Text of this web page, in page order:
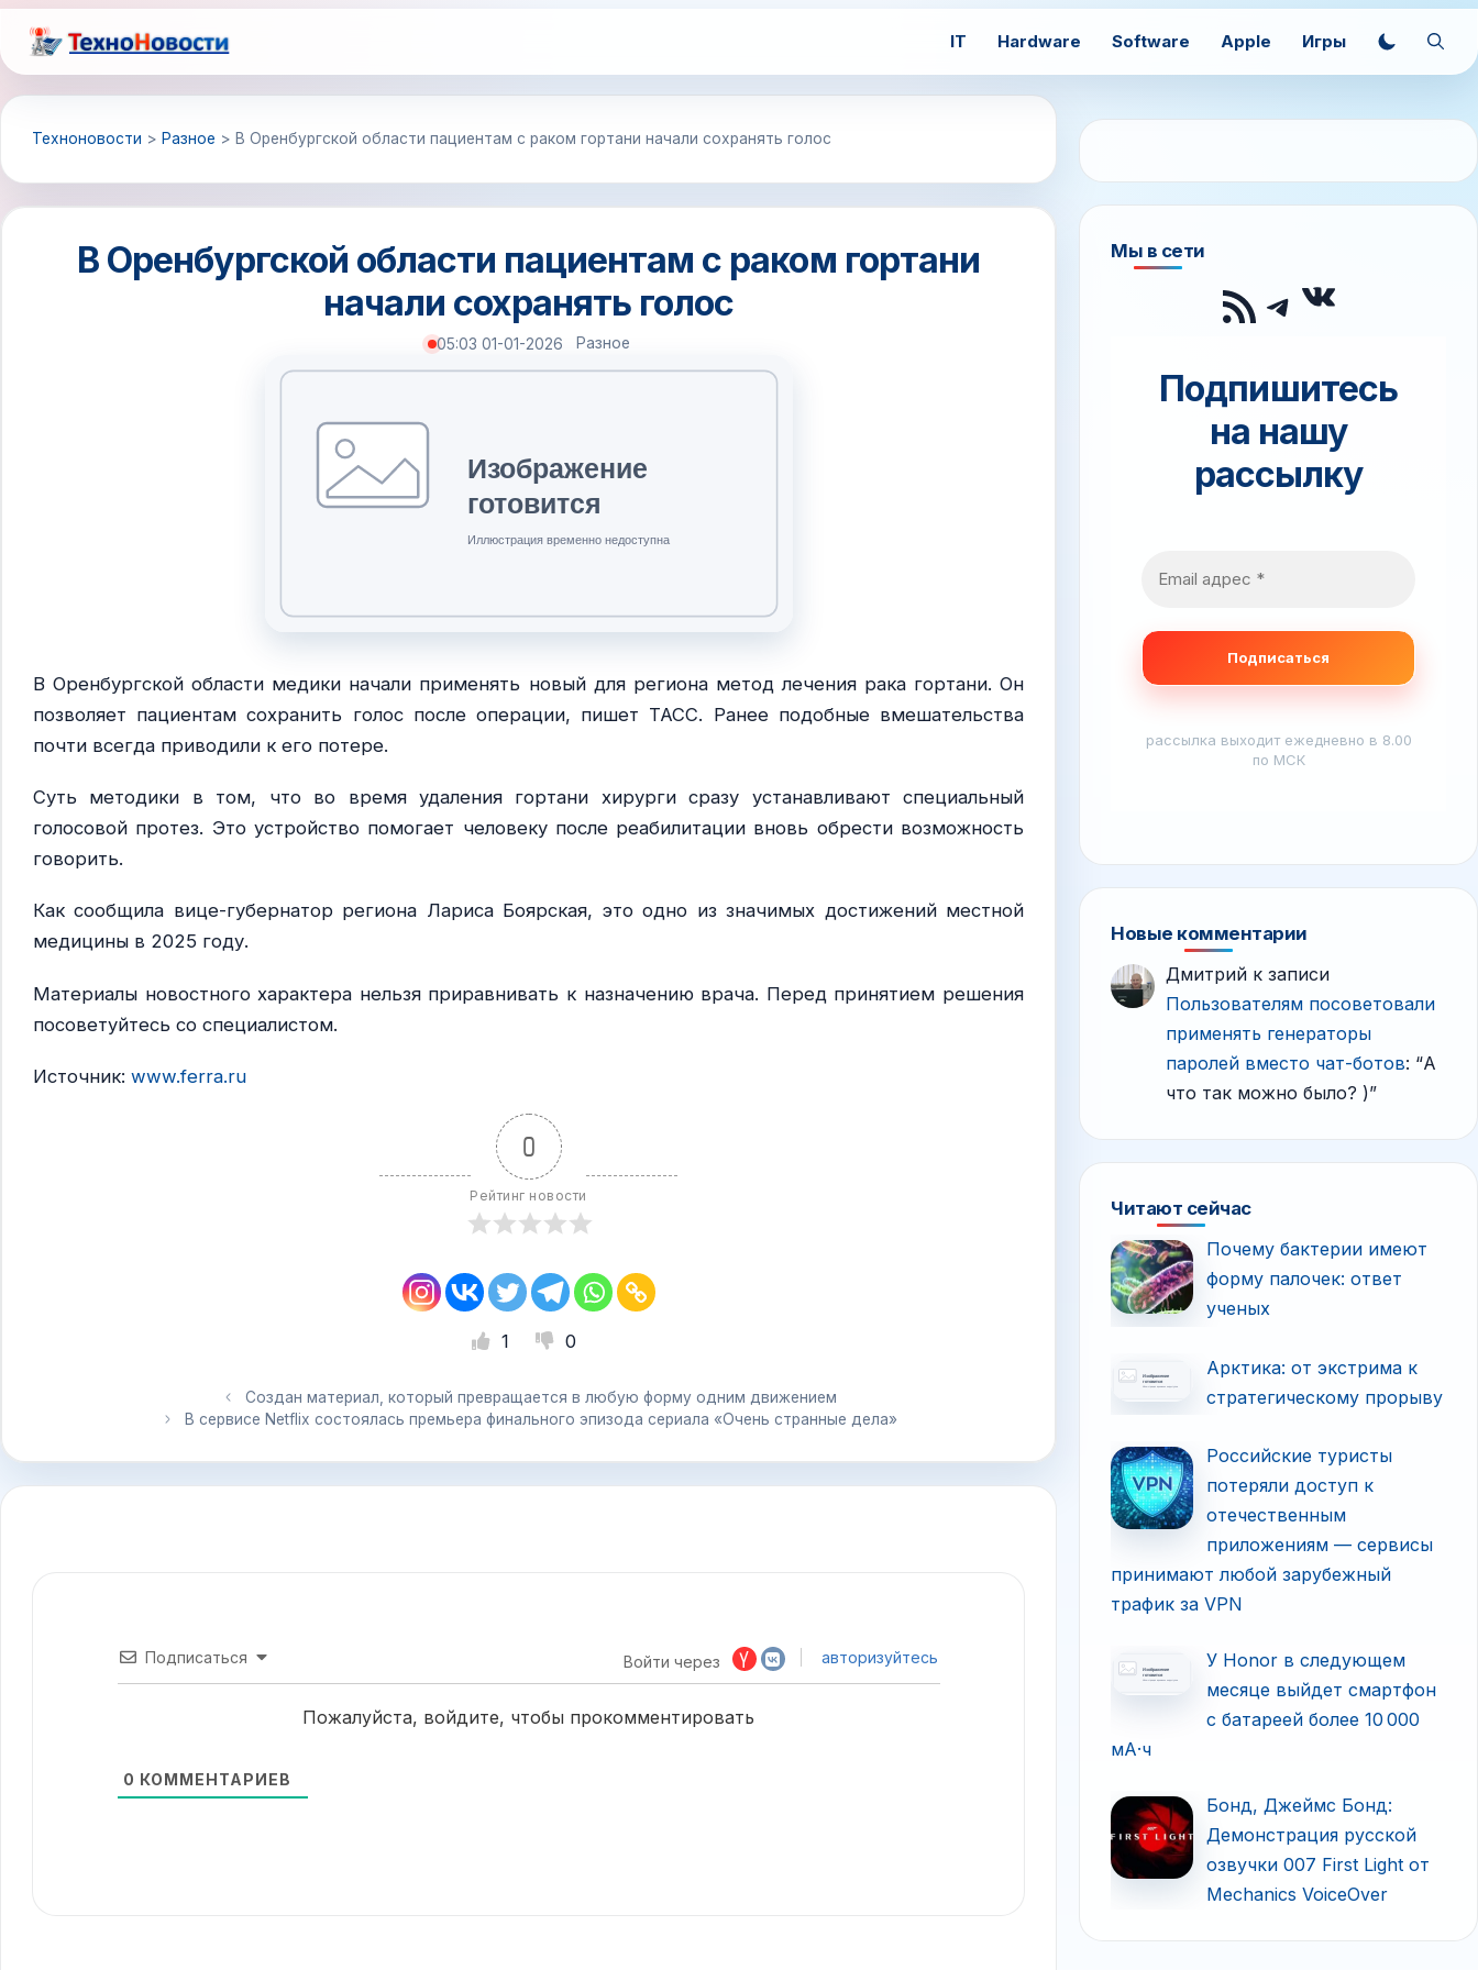
Перейти
к
содержимому
IT Hardware Software Apple Игры
Техноновости > Разное > В Оренбургской области пациентам с раком гортани начали сохранять голос
В Оренбургской области пациентам с раком гортани
начали сохранять голос
05:03 01-01-2026 Разное
В Оренбургской области медики начали применять новый для региона метод лечения рака гортани. Он
позволяет пациентам сохранить голос после операции, пишет ТАСС. Ранее подобные вмешательства
почти всегда приводили к его потере.
Суть методики в том, что во время удаления гортани хирурги сразу устанавливают специальный
голосовой протез. Это устройство помогает человеку после реабилитации вновь обрести возможность
говорить.
Как сообщила вице-губернатор региона Лариса Боярская, это одно из значимых достижений местной
медицины в 2025 году.
Материалы новостного характера нельзя приравнивать к назначению врача. Перед принятием решения
посоветуйтесь со специалистом.
Источник: www.ferra.ru
0
Рейтинг новости
1 0
Создан материал, который превращается в любую форму одним движением
В сервисе Netflix состоялась премьера финального эпизода сериала «Очень странные дела»
Подписаться Войти через авторизуйтесь
Пожалуйста, войдите, чтобы прокомментировать
0 КОММЕНТАРИЕВ
Мы в сети
RSS-лента
Telegram
Подпишитесь
на нашу
рассылку
рассылка выходит ежедневно в 8.00
по МСК
Новые комментарии
Дмитрий к записи
Пользователям посоветовали
применять генераторы
паролей вместо чат-ботов: “А
что так можно было? )”
Читают сейчас
Почему бактерии имеют
форму палочек: ответ
ученых
Арктика: от экстримa к
стратегическому прорыву
Российские туристы
потеряли доступ к
отечественным
приложениям — сервисы
принимают любой зарубежный
трафик за VPN
У Honor в следующем
месяце выйдет смартфон
с батареей более 10 000
мА·ч
Бонд, Джеймс Бонд:
Демонстрация русской
озвучки 007 First Light от
Mechanics VoiceOver